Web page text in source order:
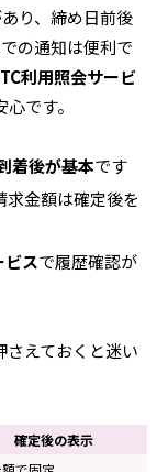
り、締め日前後
の通知は便利で
利用照会サービ
です。
着後が基本です
求金額は確定後を
ビスで履歴確認が
さえておくと迷い
確定後の表示